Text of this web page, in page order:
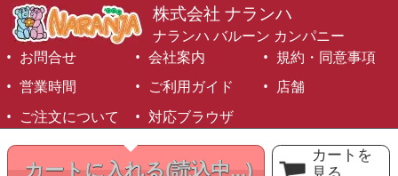
カートに入れる(読込中...)
カートを
株式会社 ナランハ
ナランハ バルーン カンパニー
お問合せ
会社案内
規約・同意事項
営業時間
ご利用ガイド
店舗
ご注文について
対応ブラウザ
©1999-2026 NARANJA Inc. All Rights Reserved.